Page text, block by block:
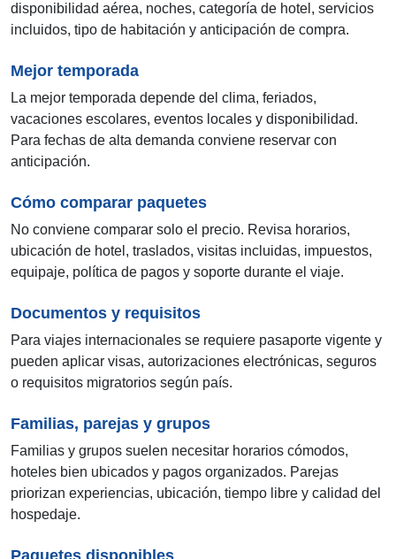
disponibilidad aérea, noches, categoría de hotel, servicios
incluidos, tipo de habitación y anticipación de compra.
Mejor temporada
La mejor temporada depende del clima, feriados,
vacaciones escolares, eventos locales y disponibilidad.
Para fechas de alta demanda conviene reservar con
anticipación.
Cómo comparar paquetes
No conviene comparar solo el precio. Revisa horarios,
ubicación de hotel, traslados, visitas incluidas, impuestos,
equipaje, política de pagos y soporte durante el viaje.
Documentos y requisitos
Para viajes internacionales se requiere pasaporte vigente y
pueden aplicar visas, autorizaciones electrónicas, seguros
o requisitos migratorios según país.
Familias, parejas y grupos
Familias y grupos suelen necesitar horarios cómodos,
hoteles bien ubicados y pagos organizados. Parejas
priorizan experiencias, ubicación, tiempo libre y calidad del
hospedaje.